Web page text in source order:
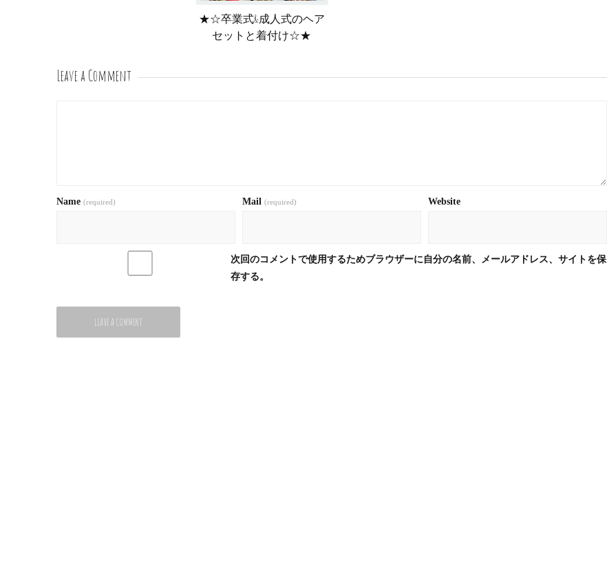
★☆卒業式&成人式のヘア
セットと着付け☆★
Leave a Comment
Name (required) Mail (required) Website
次回のコメントで使用するためブラウザーに自分の名前、メールアドレス、サイトを保
存する。